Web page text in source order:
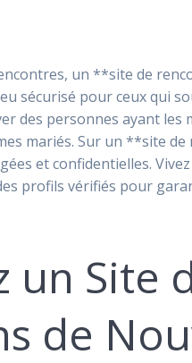
un **site de
sécurisé pour ceux qui
des personnes ayant
mariés. Sur un **site
et confidentielles.
profils vérifiés pour
un Site
de